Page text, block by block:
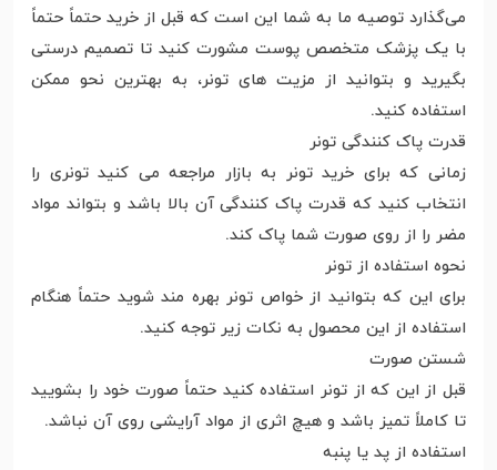
می‌گذارد توصیه ما به شما این است که قبل از خرید حتماً حتماً
با یک پزشک متخصص پوست مشورت کنید تا تصمیم درستی
بگیرید و بتوانید از مزیت های تونر، به بهترین نحو ممکن
استفاده کنید.
قدرت پاک کنندگی تونر
زمانی که برای خرید تونر به بازار مراجعه می کنید تونری را
انتخاب کنید که قدرت پاک کنندگی آن بالا باشد و بتواند مواد
مضر را از روی صورت شما پاک کند.
نحوه استفاده از تونر
برای این که بتوانید از خواص تونر بهره مند شوید حتماً هنگام
استفاده از این محصول به نکات زیر توجه کنید.
شستن صورت
قبل از این که از تونر استفاده کنید حتماً صورت خود را بشویید
تا کاملاً تمیز باشد و هیچ اثری از مواد آرایشی روی آن نباشد.
استفاده از پد یا پنبه